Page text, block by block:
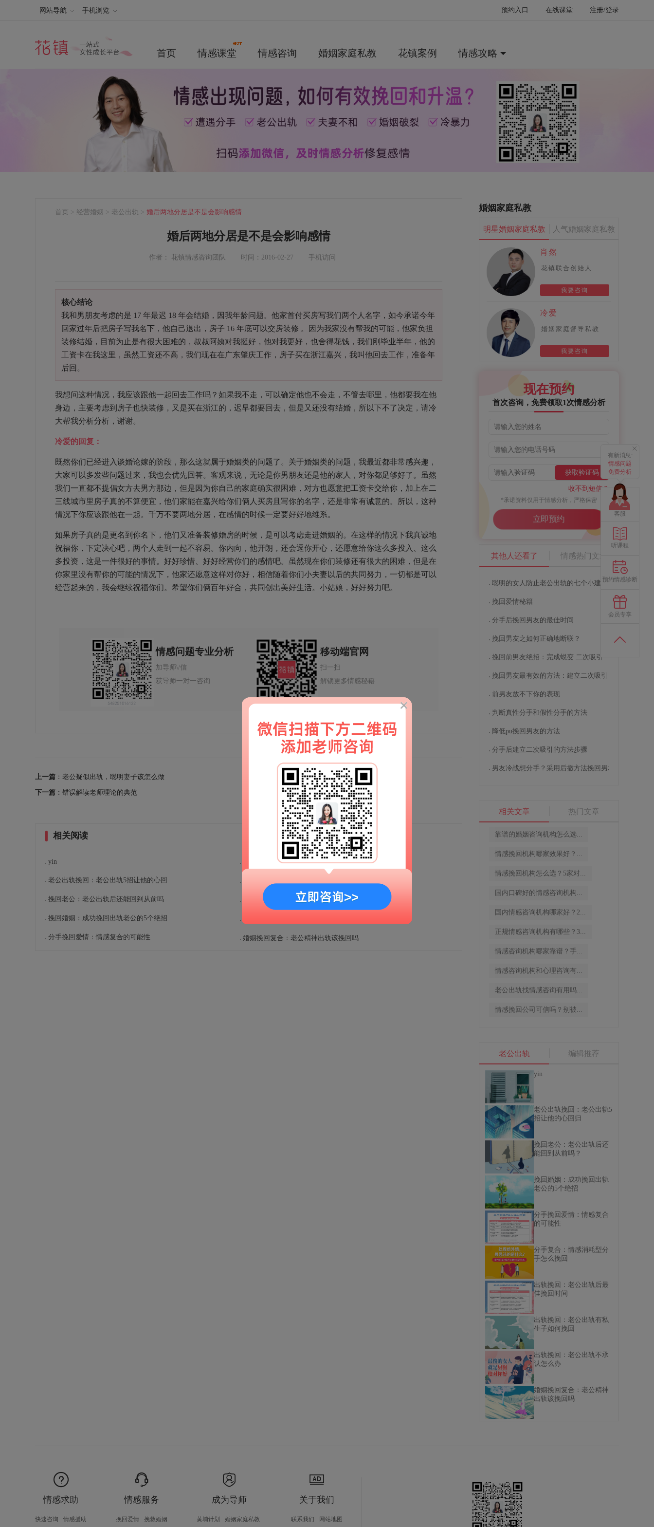
预约入口 在线课堂 注册/登录
网站导航 手机浏览
首页 情感课堂 情感咨询 婚姻家庭私教 花镇案例 情感攻略
首页 > 经营婚姻 > 老公出轨 > 婚后两地分居是不是会影响感情
婚后两地分居是不是会影响感情
作者： 花镇情感咨询团队 时间：2016-02-27 手机访问
核心结论
我和男朋友考虑的是 17 年最迟 18 年会结婚，因我年龄问题。他家首付买房写我们两个人名字，如今承诺今年
回家过年后把房子写我名下，他自己退出，房子 16 年底可以交房装修 。因为我家没有帮我的可能，他家负担
装修结婚，目前为止是有很大困难的，叔叔阿姨对我挺好，他对我更好，也舍得花钱，我们刚毕业半年，他的
工资卡在我这里，虽然工资还不高，我们现在在广东肇庆工作，房子买在浙江嘉兴，我叫他回去工作，准备年
后回。
我想问这种情况，我应该跟他一起回去工作吗？如果我不走，可以确定他也不会走，不管去哪里，他都要我在他
身边，主要考虑到房子也快装修，又是买在浙江的，迟早都要回去，但是又还没有结婚，所以下不了决定，请冷
大帮我分析分析，谢谢。
冷爱的回复：
既然你们已经进入谈婚论嫁的阶段，那么这就属于婚姻类的问题了。关于婚姻类的问题，我最近都非常感兴趣，
大家可以多发些问题过来，我也会优先回答。客观来说，无论是你男朋友还是他的家人，对你都足够好了。虽然
我们一直都不提倡女方去男方那边，但是因为你自己的家庭确实很困难，对方也愿意把工资卡交给你，加上在二
三线城市里房子真的不算便宜，他们家能在嘉兴给你们俩人买房且写你的名字，还是非常有诚意的。所以，这种
情况下你应该跟他在一起。千万不要两地分居，在感情的时候一定要好好地维系。
如果房子真的是更名到你名下，他们又准备装修婚房的时候，是可以考虑走进婚姻的。在这样的情况下我真诚地
祝福你，下定决心吧，两个人走到一起不容易。你内向，他开朗，还会逗你开心，还愿意给你这么多投入、这么
多投资，这是一件很好的事情。好好珍惜、好好经营你们的感情吧。虽然现在你们装修还有很大的困难，但是在
你家里没有帮你的可能的情况下，他家还愿意这样对你好，相信随着你们小夫妻以后的共同努力，一切都是可以
经营起来的，我会继续祝福你们。希望你们俩百年好合，共同创出美好生活。小姑娘，好好努力吧。
情感问题专业分析
加导师\/信
获导师一对一咨询
移动端官网
扫一扫
解锁更多情感秘籍
上一篇 ：老公疑似出轨，聪明妻子该怎么做
下一篇 ：错误解读老师理论的典范
相关阅读
yin
老公出轨挽回：老公出轨5招让他的心回
挽回老公：老公出轨后还能回到从前吗
挽回婚姻：成功挽回出轨老公的5个绝招
分手挽回爱情：情感复合的可能性
分手复合：情感消耗型分手怎么挽回
出轨挽回：老公出轨有私生子如何挽回
婚姻挽回复合：老公精神出轨该挽回吗
婚姻家庭私教
明星婚姻家庭私教 人气婚姻家庭私教
肖然
花镇联合创始人
我要咨询
冷爱
婚姻家庭督导私教
我要咨询
现在预约
首次咨询，免费领取1次情感分析
获取验证码
收不到短信？
*承诺资料仅用于情感分析，严格保密
立即预约
其他人还看了 情感热门文章
聪明的女人防止老公出轨的七个小建议
挽回爱情秘籍
分手后挽回男友的最佳时间
挽回男友之如何正确地断联？
挽回前男友绝招：完成蜕变 二次吸引
挽回男友最有效的方法：建立二次吸引
前男友放不下你的表现
判断真性分手和假性分手的方法
降低pu挽回男友的方法
分手后建立二次吸引的方法步骤
男友冷战想分手？采用后撤方法挽回男友
相关文章 热门文章
靠谱的婚姻咨询机构怎么选...
情感挽回机构哪家效果好？...
情感挽回机构怎么选？5家对...
国内口碑好的情感咨询机构...
国内情感咨询机构哪家好？2...
正规情感咨询机构有哪些？3...
情感咨询机构哪家靠谱？手...
情感咨询机构和心理咨询有...
老公出轨找情感咨询有用吗...
情感挽回公司可信吗？别被...
老公出轨 编辑推荐
yin
老公出轨挽回：老公出轨5
招让他的心回归
挽回老公：老公出轨后还
能回到从前吗？
挽回婚姻：成功挽回出轨
老公的5个绝招
分手挽回爱情：情感复合
的可能性
分手复合：情感消耗型分
手怎么挽回
出轨挽回：老公出轨后最
佳挽回时间
出轨挽回：老公出轨有私
生子如何挽回
出轨挽回：老公出轨不承
认怎么办
婚姻挽回复合：老公精神
出轨该挽回吗
情感求助
快速咨询 情感援助
情感服务
挽回爱情 挽救婚姻
成为导师
黄埔计划 婚姻家庭私教
关于我们
联系我们 网站地图
有新消息:
情感问题
免费分析
客服
听课程
预约情感诊断
会员专享